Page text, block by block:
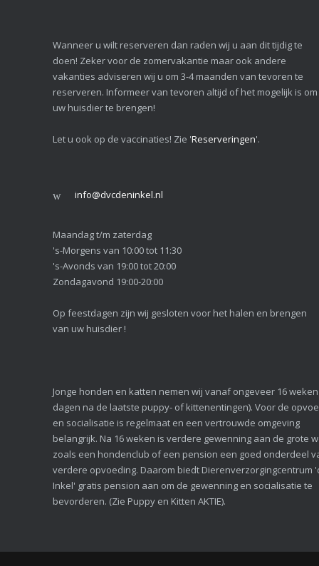
Wanneer u wilt reserveren dan raden wij u aan dit tijdig te
doen! Zeker voor de zomervakantie maar ook andere
vakanties adviseren wij u om 3-4 maanden van tevoren te
reserveren. Informeer van tevoren altijd of het mogelijk is om
uw huisdier te brengen!
Let u ook op de vaccinaties! Zie 'Reserveringen'.
info@dvcdeninkel.nl
Maandag t/m zaterdag
's-Morgens van 10:00 tot 11:30
's-Avonds van 19:00 tot 20:00
Zondagavond 19:00-20:00
Op feestdagen zijn wij gesloten voor het halen en brengen
van uw huisdier !
Jonge honden en katten nemen wij vanaf ongeveer 16 weken
dagen na de laatste puppy- of kittenentingen). Voor de
en socialisatie is regelmaat en een vertrouwde omgeving
belangrijk. Na 16 weken is verdere gewenning aan de grote
zoals een hondenclub of een pension een goed onderdeel
verdere opvoeding. Daarom biedt Dierenverzorgingcentrum
Inkel' gratis pension aan om de gewenning en socialisatie te
bevorderen. (Zie Puppy en Kitten AKTIE).